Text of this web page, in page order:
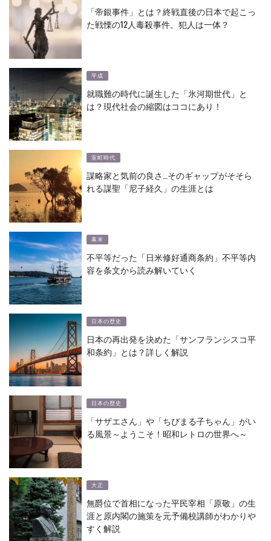
「帝銀事件」とは？終戦直後の日本で起こっ
た戦慄の12人毒殺事件。犯人は一体？
平成
就職難の時代に誕生した「氷河期世代」と
は？現代社会の縮図はココにあり！
室町時代
謀略家と気前の良さ…そのギャップがそそら
れる謀聖「尼子経久」の生涯とは
幕末
不平等だった「日米修好通商条約」不平等内
容を条文から読み解いていく
日本の歴史
日本の再出発を決めた「サンフランシスコ平
和条約」とは？詳しく解説
日本の歴史
「サザエさん」や「ちびまる子ちゃん」がい
る風景～ようこそ！昭和レトロの世界へ～
大正
無爵位で首相になった平民宰相「原敬」の生
涯と原内閣の施策を元予備校講師がわかりや
すく解説